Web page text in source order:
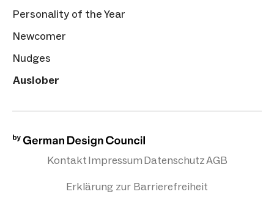
Personality of the Year
Newcomer
Nudges
Auslober
KontaktImpressumDatenschutzAGB
Erklärung zur Barrierefreiheit